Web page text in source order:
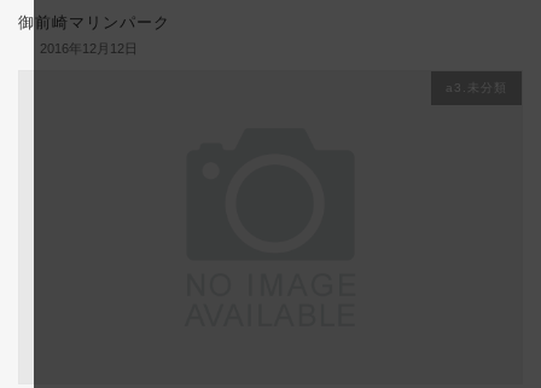
御前崎マリンパーク
2016年12月12日
a3.未分類